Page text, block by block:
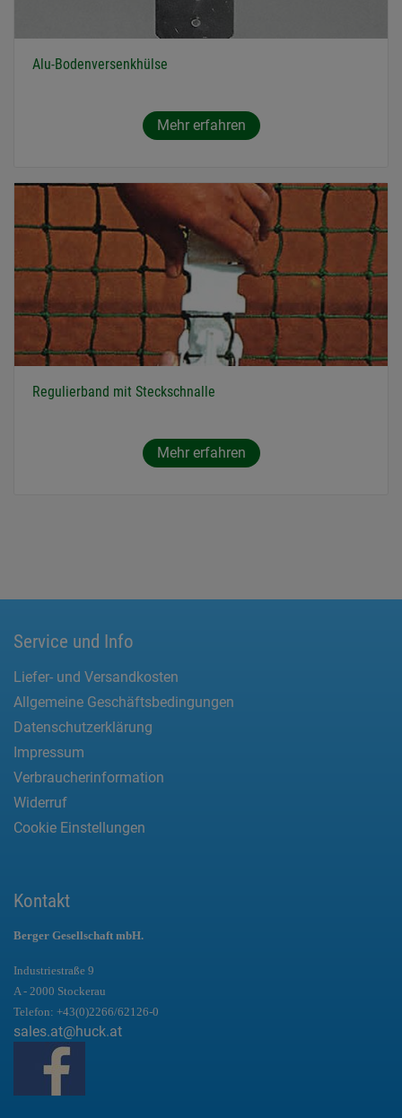
Alu-Bodenversenkhülse
Mehr erfahren
Regulierband mit Steckschnalle
Mehr erfahren
Service und Info
Liefer- und Versandkosten
Allgemeine Geschäftsbedingungen
Datenschutzerklärung
Impressum
Verbraucherinformation
Widerruf
Cookie Einstellungen
Kontakt
Berger Gesellschaft mbH.
Industriestraße 9
A - 2000 Stockerau
Telefon: +43(0)2266/62126-0
sales.at@huck.at